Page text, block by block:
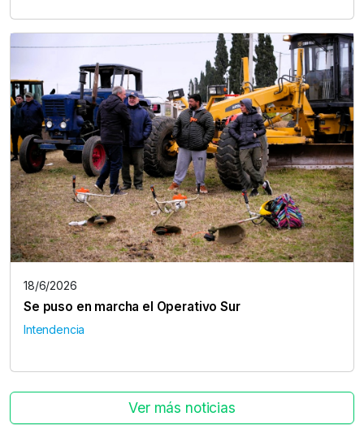
18/6/2026
Se puso en marcha el Operativo Sur
Intendencia
Ver más noticias